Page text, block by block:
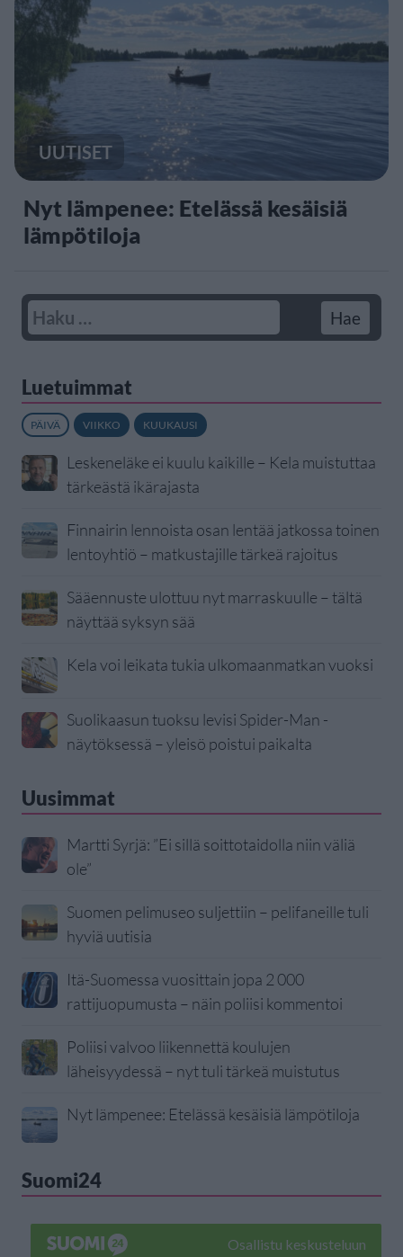
UUTISET
Nyt lämpenee: Etelässä kesäisiä
lämpötiloja
Luetuimmat
PÄIVÄ VIIKKO KUUKAUSI
Leskeneläke ei kuulu kaikille – Kela muistuttaa
tärkeästä ikärajasta
Finnairin lennoista osan lentää jatkossa toinen
lentoyhtiö – matkustajille tärkeä rajoitus
Sääennuste ulottuu nyt marraskuulle – tältä
näyttää syksyn sää
Kela voi leikata tukia ulkomaanmatkan vuoksi
Suolikaasun tuoksu levisi Spider-Man -
näytöksessä – yleisö poistui paikalta
Uusimmat
Martti Syrjä: ”Ei sillä soittotaidolla niin väliä
ole”
Suomen pelimuseo suljettiin – pelifaneille tuli
hyviä uutisia
Itä-Suomessa vuosittain jopa 2 000
rattijuopumusta – näin poliisi kommentoi
Poliisi valvoo liikennettä koulujen
läheisyydessä – nyt tuli tärkeä muistutus
Nyt lämpenee: Etelässä kesäisiä lämpötiloja
Suomi24